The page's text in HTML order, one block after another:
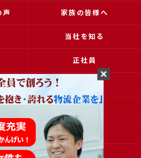
声 家族の皆様へ
当社を知る
正社員
アクセス
コラム
採用申込